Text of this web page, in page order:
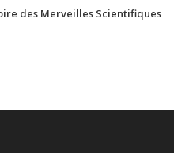
des Merveilles Scientifiques